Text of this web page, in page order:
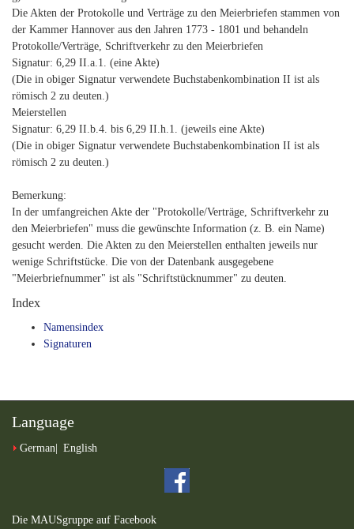
Die Akten der Protokolle und Verträge zu den Meierbriefen stammen von
der Kammer Hannover aus den Jahren 1773 - 1801 und behandeln
Protokolle/Verträge, Schriftverkehr zu den Meierbriefen
Signatur: 6,29 II.a.1. (eine Akte)
(Die in obiger Signatur verwendete Buchstabenkombination II ist als
römisch 2 zu deuten.)
Meierstellen
Signatur: 6,29 II.b.4. bis 6,29 II.h.1. (jeweils eine Akte)
(Die in obiger Signatur verwendete Buchstabenkombination II ist als
römisch 2 zu deuten.)
Bemerkung:
In der umfangreichen Akte der "Protokolle/Verträge, Schriftverkehr zu
den Meierbriefen" muss die gewünschte Information (z. B. ein Name)
gesucht werden. Die Akten zu den Meierstellen enthalten jeweils nur
wenige Schriftstücke. Die von der Datenbank ausgegebene
"Meierbriefnummer" ist als "Schriftstücknummer" zu deuten.
Index
Namensindex
Signaturen
Language
German English
Die MAUSgruppe auf Facebook